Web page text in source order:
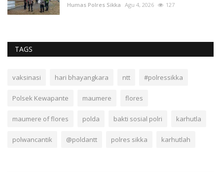
Humas Polres Sikka Agu 4, 2026 127
TAGS
vaksinasi hari bhayangkara ntt #polressikka
Polsek Kewapante maumere flores
maumere of flores polda bakti sosial polri karhutla
polwancantik @poldantt polres sikka karhutlah